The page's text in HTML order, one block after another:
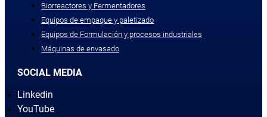
Biorreactores y Fermentadores
Equipos de empaque y paletizado
Equipos de Formulación y procesos industriales
Máquinas de envasado
SOCIAL MEDIA
Linkedin
YouTube